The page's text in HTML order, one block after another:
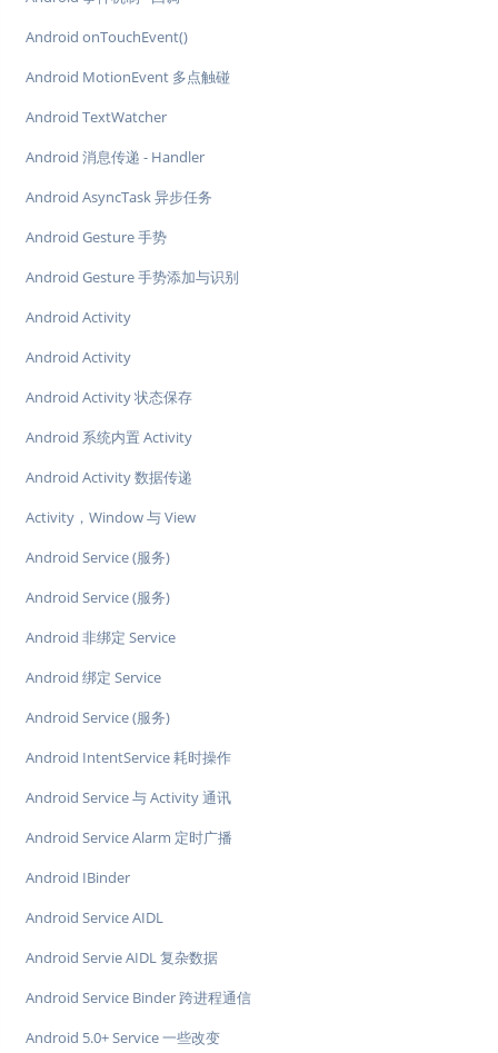
Android onTouchEvent()
Android MotionEvent 多点触碰
Android TextWatcher
Android 消息传递 - Handler
Android AsyncTask 异步任务
Android Gesture 手势
Android Gesture 手势添加与识别
Android Activity
Android Activity
Android Activity 状态保存
Android 系统内置 Activity
Android Activity 数据传递
Activity，Window 与 View
Android Service (服务)
Android Service (服务)
Android 非绑定 Service
Android 绑定 Service
Android Service (服务)
Android IntentService 耗时操作
Android Service 与 Activity 通讯
Android Service Alarm 定时广播
Android IBinder
Android Service AIDL
Android Servie AIDL 复杂数据
Android Service Binder 跨进程通信
Android 5.0+ Service 一些改变